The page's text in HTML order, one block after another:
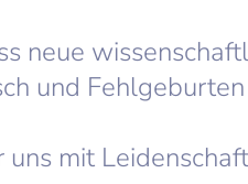
neue
und
mit